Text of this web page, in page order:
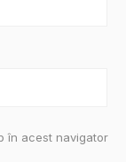
în acest navigator